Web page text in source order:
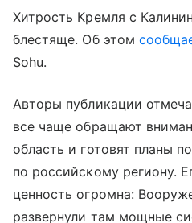
Хитрость Кремля с
блестяще. Об этом
Sohu.
Авторы публикации
все чаще обращают
область и готовят планы
по российскому региону.
ценность огромна:
развернули там мощные